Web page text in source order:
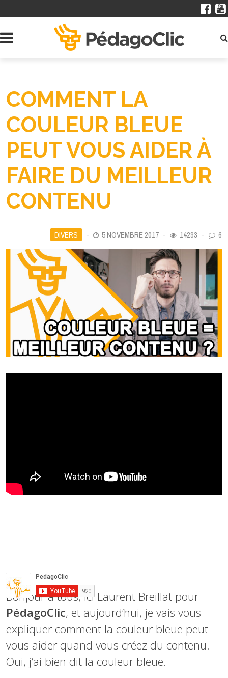
COMMENT LA
COULEUR BLEUE
PEUT VOUS AIDER À
FAIRE DU MEILLEUR
CONTENU
DIVERS 5 NOVEMBRE 2017 14293 6
Bonjour à tous, ici Laurent Breillat pour
PédagoClic, et aujourd’hui, je vais vous
expliquer comment la couleur bleue peut
vous aider quand vous créez du contenu.
Oui, j’ai bien dit la couleur bleue.